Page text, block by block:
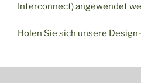
Interconnect) angewendet
Holen Sie sich unsere